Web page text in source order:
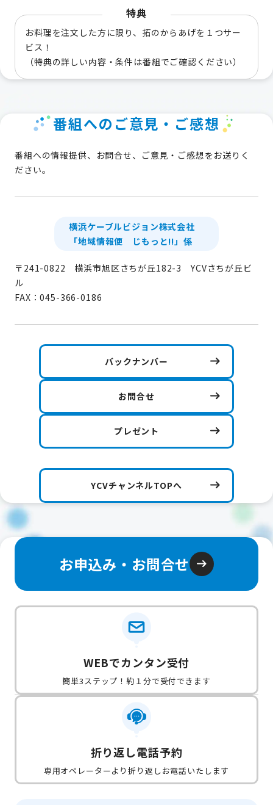
特典
お料理を注文した方に限り、拓のからあげを１つサー
ビス！
（特典の詳しい内容・条件は番組でご確認ください）
番組へのご意見・ご感想
番組への情報提供、お問合せ、ご意見・ご感想をお送りく
ださい。
横浜ケーブルビジョン株式会社
「地域情報便 じもっと!!」係
〒241-0822 横浜市旭区さちが丘182-3 YCVさちが丘ビ
ル
FAX：045-366-0186
バックナンバー
お問合せ
プレゼント
YCVチャンネルTOPへ
お申込み・お問合せ
WEBでカンタン受付
簡単3ステップ！約１分で受付できます
折り返し電話予約
専用オペレーターより折り返しお電話いたします